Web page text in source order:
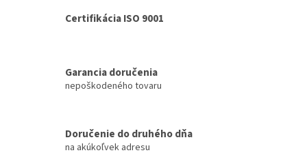
Certifikácia ISO 9001
Garancia doručenia
nepoškodeného tovaru
Doručenie do druhého dňa
na akúkoľvek adresu